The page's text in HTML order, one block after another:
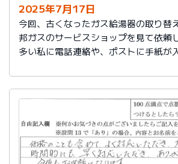
2025年7月17日
今回、古くなったガス給湯器の取り替
邦ガスのサービスショップを見て依頼
多い私に電話連絡や、ポストに手紙が
た。